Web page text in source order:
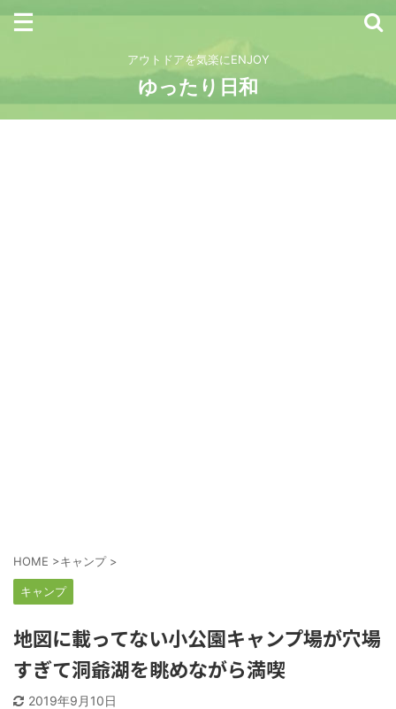
アウトドアを気楽にENJOY
ゆったり日和
HOME >キャンプ >
キャンプ
地図に載ってない小公園キャンプ場が穴場
すぎて洞爺湖を眺めながら満喫
2019年9月10日